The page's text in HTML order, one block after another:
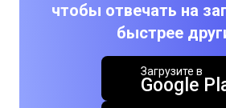
чтобы отвечать на
быстрее
Загрузите в
Google